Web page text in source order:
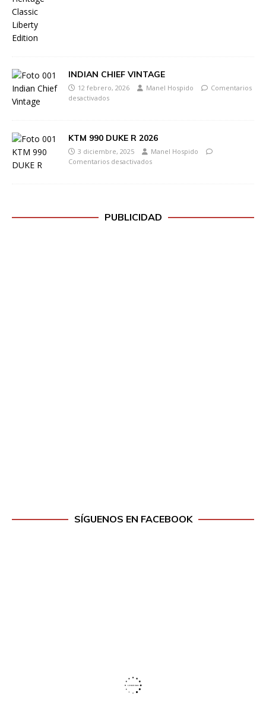
INDIAN CHIEF VINTAGE
12 febrero, 2026 Manel Hospido
Comentarios
desactivados
KTM 990 DUKE R 2026
3 diciembre, 2025
Manel Hospido
Comentarios desactivados
PUBLICIDAD
SÍGUENOS EN FACEBOOK